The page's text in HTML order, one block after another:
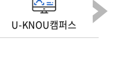
U-KNOU캠퍼스